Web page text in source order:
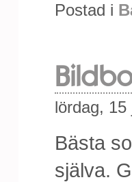
Postad i
lördag, 15
Bästa
själva.